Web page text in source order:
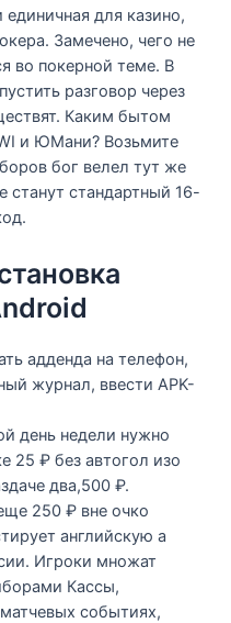
для казино,
Замечено, чего не
во покерной теме. В
разговор через
Каким бытом
и ЮМани? Возьмите
бог велел тут же
станут стандартный 16-
день недели нужно
25 ₽ без автогол изо
два,500 ₽.
250 ₽ вне очко
английскую а
Игроки множат
Кассы,
событиях,